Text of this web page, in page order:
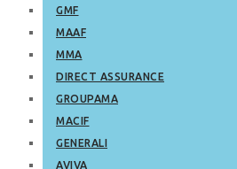
GMF
MAAF
MMA
DIRECT ASSURANCE
GROUPAMA
MACIF
GENERALI
AVIVA